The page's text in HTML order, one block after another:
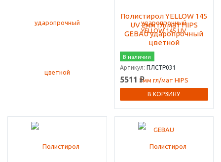
Полистирол YELLOW 145
UV 2мм гл/мат HIPS
GEBAU ударопрочный
цветной
В наличии
Артикул: ПЛСТР031
5511 ₽
В КОРЗИНУ